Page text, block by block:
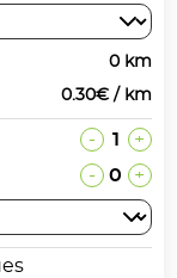
0 km
0.30€ / km
- 1 +
- 0 +